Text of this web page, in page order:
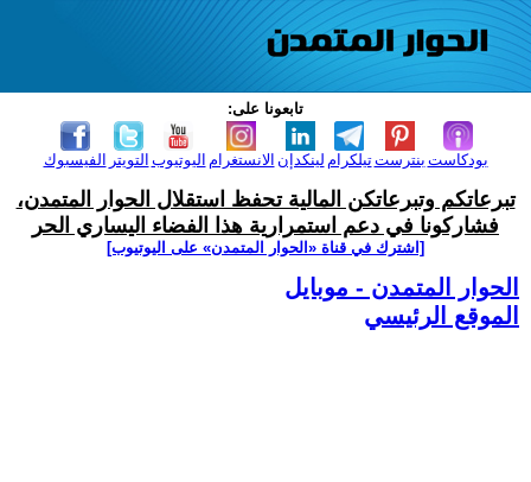
تابعونا على:
الفيسبوك التويتر اليوتيوب الانستغرام لينكدإن تيلكرامبنترست بودكاست
تبرعاتكم وتبرعاتكن المالية تحفظ استقلال الحوار المتمدن،
فشاركونا في دعم استمرارية هذا الفضاء اليساري الحر
[اشترك في قناة ‫«الحوار المتمدن» على اليوتيوب]
الحوار المتمدن - موبايل
الموقع الرئيسي